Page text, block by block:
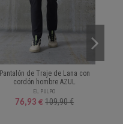
Pantalón de Traje de Lana con
cordón hombre AZUL
EL PULPO
76,93 € 109,90 €